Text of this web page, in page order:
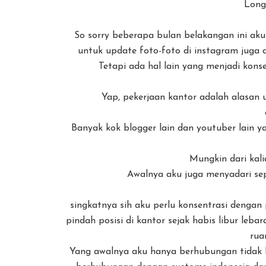
So sorry beberapa bulan belakangan ini
untuk update foto-foto di instagram juga
Tetapi ada hal lain yang menjadi
Yap, pekerjaan kantor adalah
Banyak kok blogger lain dan youtuber lain
Mungkin dari
Awalnya aku juga menyadari
singkatnya sih aku perlu konsentrasi
pindah posisi di kantor sejak habis libur
Yang awalnya aku hanya berhubungan